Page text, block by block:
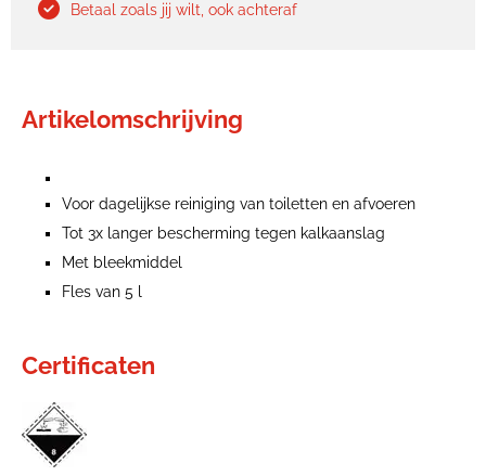
Betaal zoals jij wilt, ook achteraf
Artikelomschrijving
Voor dagelijkse reiniging van toiletten en afvoeren
Tot 3x langer bescherming tegen kalkaanslag
Met bleekmiddel
Fles van 5 l
Certificaten